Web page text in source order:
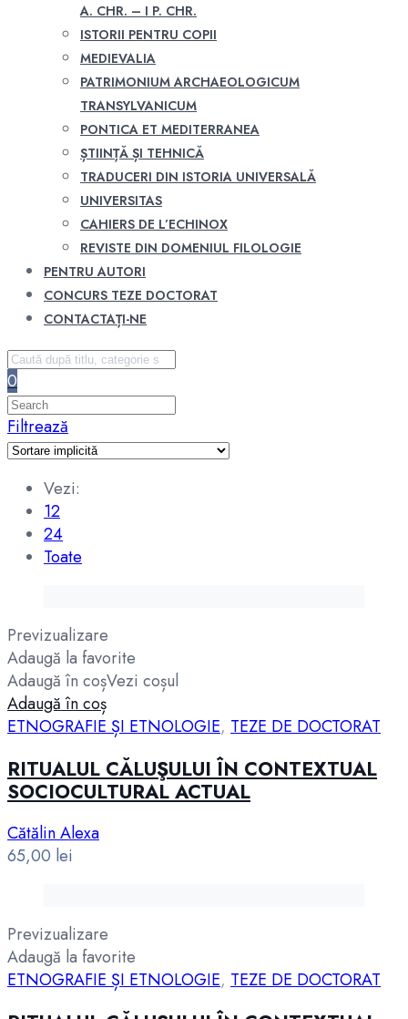
A. CHR. – I P. CHR.
ISTORII PENTRU COPII
MEDIEVALIA
PATRIMONIUM ARCHAEOLOGICUM
TRANSYLVANICUM
PONTICA ET MEDITERRANEA
ȘTIINȚĂ ȘI TEHNICĂ
TRADUCERI DIN ISTORIA UNIVERSALĂ
UNIVERSITAS
CAHIERS DE L’ECHINOX
REVISTE DIN DOMENIUL FILOLOGIE
PENTRU AUTORI
CONCURS TEZE DOCTORAT
CONTACTAȚI-NE
0
Filtrează
Vezi:
12
24
Toate
Previzualizare
Adaugă la favorite
Adaugă în coșVezi coșul
Adaugă în coș
ETNOGRAFIE ȘI ETNOLOGIE, TEZE DE DOCTORAT
RITUALUL CĂLUŞULUI ÎN CONTEXTUAL
SOCIOCULTURAL ACTUAL
Cătălin Alexa
65,00 lei
Previzualizare
Adaugă la favorite
ETNOGRAFIE ȘI ETNOLOGIE, TEZE DE DOCTORAT